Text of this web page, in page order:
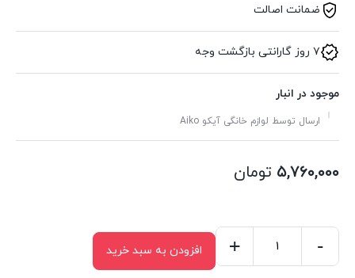
ضمانت اصالت
۷ روز گارانتی بازگشت وجه
موجود در انبار
ارسال توسط لوازم خانگی آیکو Aiko
۵,۷۶۰,۰۰۰ تومان
-
+ افزودن به سبد خرید